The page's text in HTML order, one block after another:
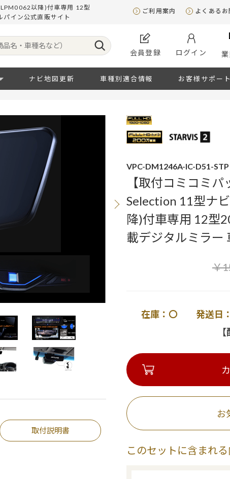
以降)付車専用 12型
イン公式直販サイト
ご利用案内 よくある
会員登録 ログイン
ナビ地図更新 車種別適合情報 お客様サポート
取付説明書
VPC-DM1246A-IC-D51-STP
【取付コミコミ
Selection 11型ナ
降)付車専用 12型
載デジタルミラー
￥
在庫：〇 発送日：
このセットに含まれ
お